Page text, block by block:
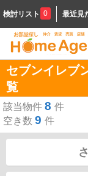
検討リスト 0 最近見
セブンイレブ
覧
該当物件 8 件
空き数 9 件